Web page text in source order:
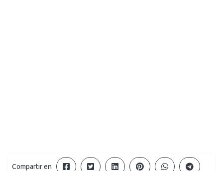
Compartir en